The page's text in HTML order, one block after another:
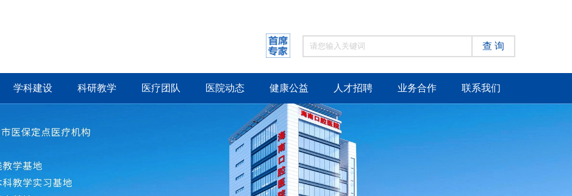
查 询
学科建设 科研教学 医疗团队 医院动态 健康公益 人才招聘 业务合作 联系我们